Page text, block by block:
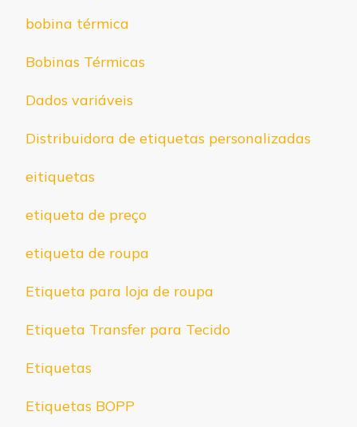
bobina térmica
Bobinas Térmicas
Dados variáveis
Distribuidora de etiquetas personalizadas
eitiquetas
etiqueta de preço
etiqueta de roupa
Etiqueta para loja de roupa
Etiqueta Transfer para Tecido
Etiquetas
Etiquetas BOPP